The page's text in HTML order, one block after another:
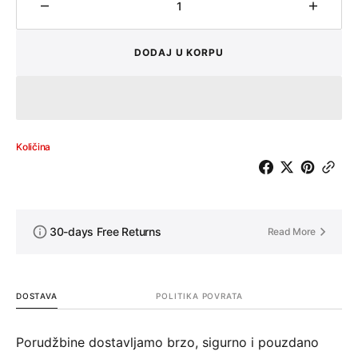
DODAJ U KORPU
Količina
30-days Free Returns Read More
DOSTAVA POLITIKA POVRATA
Porudžbine dostavljamo brzo, sigurno i pouzdano